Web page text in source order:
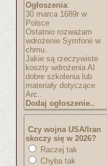
Ogłoszenia:
30 marca 1689r w
Polsce
Ostatnio rozważam
wdrożenie Symfonii w
chmu..
Jakie są rzeczywiste
koszty wdrożenia AI
dobre szkolenia lub
materiały dotyczące
Arc..
Dodaj ogłoszenie..
Czy wojna USA/Iran
skoczy się w 2026?
Raczej tak
Chyba tak